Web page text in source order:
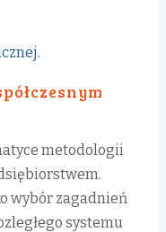
metodologii
wybór zagadnień
systemu